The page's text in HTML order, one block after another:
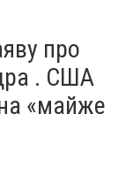
про
. США
«майже